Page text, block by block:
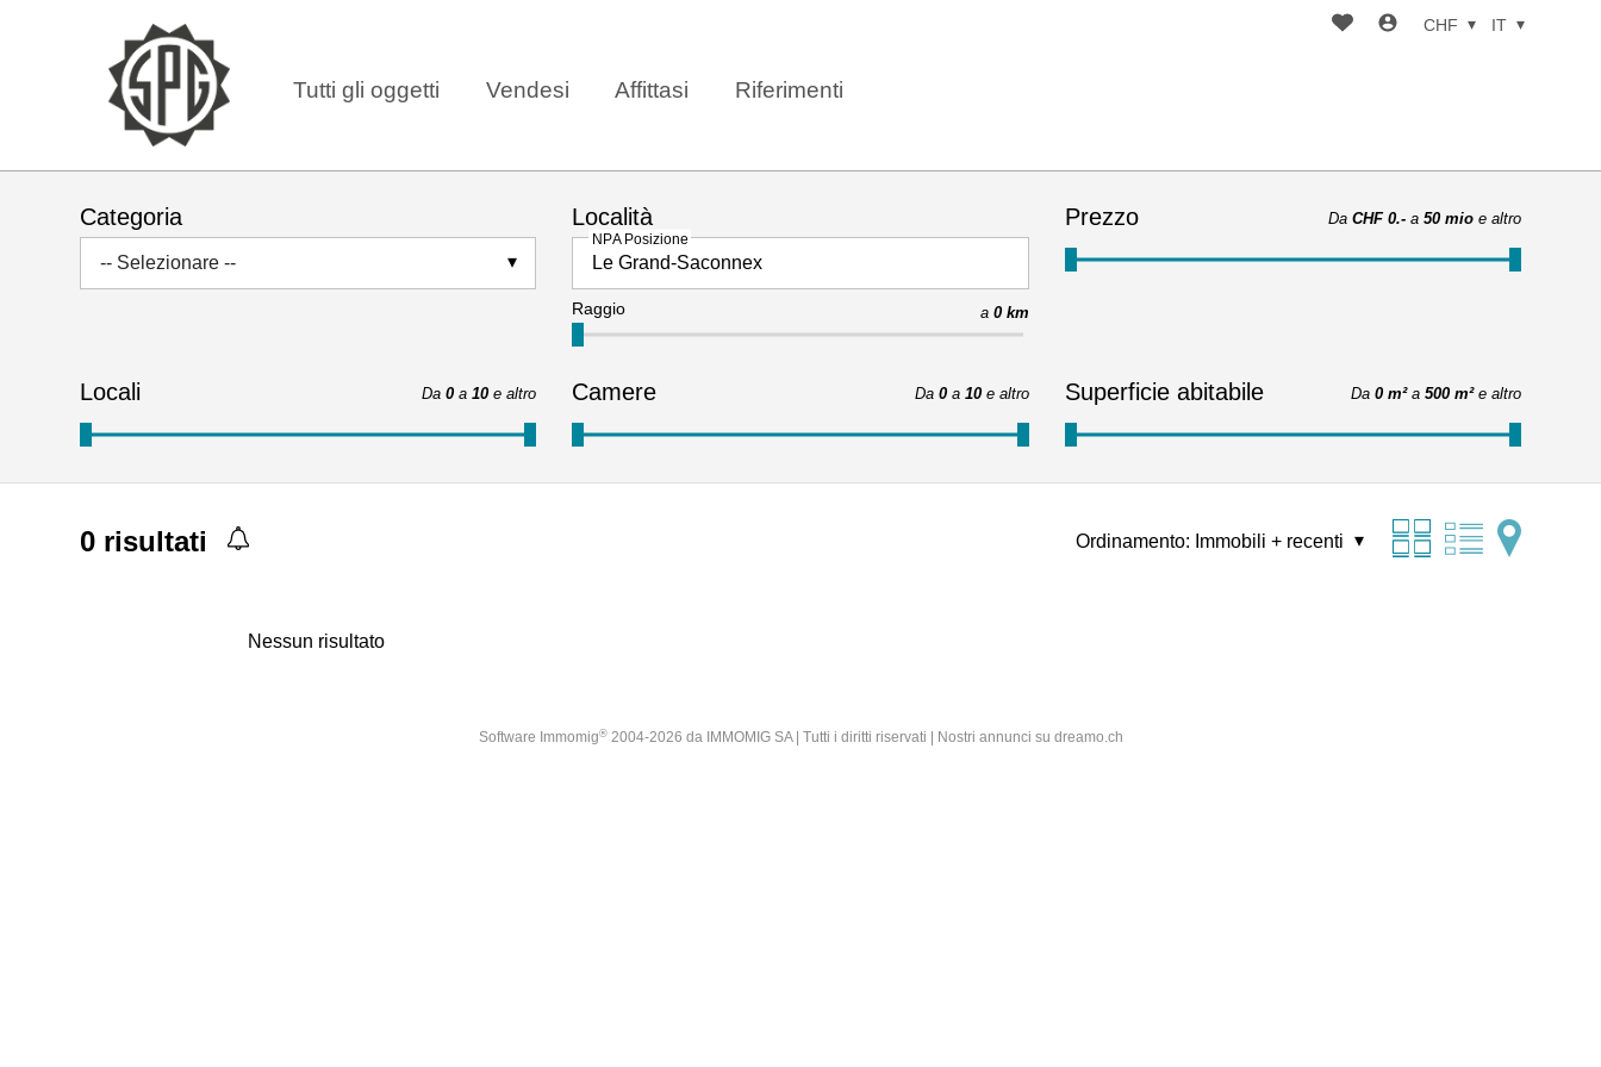
Tutti gli oggetti Vendesi Affittasi Riferimenti
CHF IT
Categoria
-- Selezionare --
Località
NPA Posizione
Raggio a 0 km
Prezzo Da CHF 0.- a 50 mio e altro
Locali Da 0 a 10 e altro Camere Da 0 a 10 e altro Superficie abitabile Da 0 m² a 500 m² e altro
0 risultati Ordinamento: Immobili + recenti
Nessun risultato
Software Immomig®2004-2026 da IMMOMIG SA | Tutti i diritti riservati | Nostri annunci su dreamo.ch